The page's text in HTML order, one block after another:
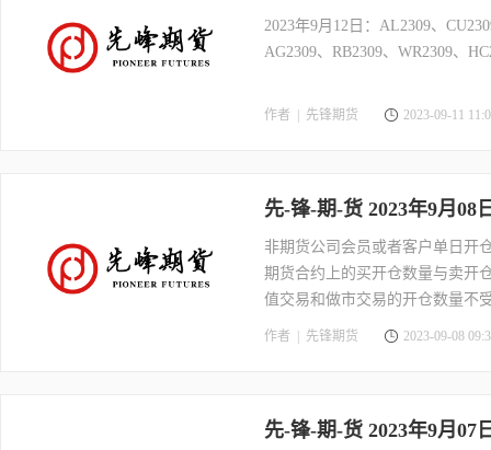
2023年9月12日：AL2309、
AG2309、RB2309、WR2309、
作者 | 先锋期货 2023-09-11
先-锋-期-货 2023年9月08
非期货公司会员或者客户单日开
期货合约上的买开仓数量与卖开
值交易和做市交易的开仓数量不
作者 | 先锋期货 2023-09-08
先-锋-期-货 2023年9月07